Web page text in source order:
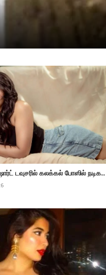
டவுசரில் கலக்கல் போஸில் நடிக..